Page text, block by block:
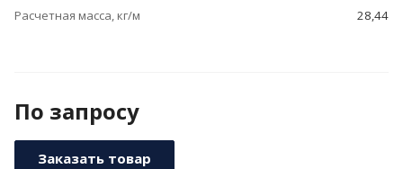
Расчетная масса, кг/м
28,44
По запросу
Заказать товар